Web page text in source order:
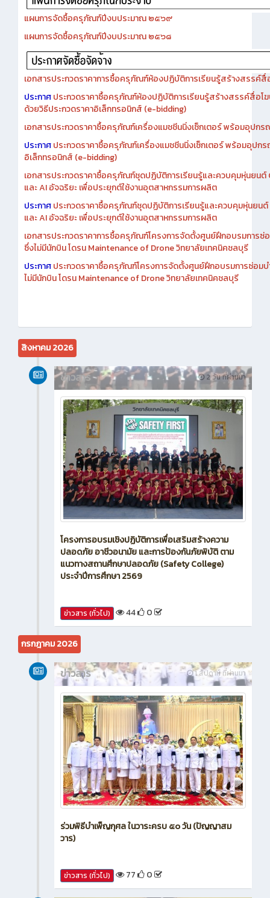
แผนการจัดซื้อครุภัณฑ์ปีงบประมาณ ๒๕๖๙
แผนการจัดซื้อครุภัณฑ์ปีงบประมาณ ๒๕๖๘
เอกสารประกวดราคาการซื้อครุภัณฑ์ห้องปฏิบัติการเรียนรู้สร้างสรรค์
ประกาศ ประกวดราคาซื้อครุภัณฑ์ห้องปฏิบัติการเรียนรู้สร้างสรรค์สื่อโ
ด้วยวิธีประกวดราคาอิเล็กทรอนิกส์ (e-bidding)
เอกสารประกวดราคาซื้อครุภัณฑ์เครื่องแมชชีนนิ่งเซ็กเตอร์ พร้อมอุปก
ประกาศประกวดราคาซื้อครุภัณฑ์เครื่องแมชชีนนิ่งเซ็กเตอร์ พร้อมอุปก
อิเล็กทรอนิกส์ (e-bidding)
เอกสารประกวดราคาซื้อครุภัณฑ์ชุดปฏิบัติการเรียนรู้และควบคุมหุ่นยน
และ AI อัจฉริยะ เพื่อประยุกต์ใช้งานอุตสาหกรรมการผลิต
ประกาศประกวดราคาซื้อครุภัณฑ์ชุดปฏิบัติการเรียนรู้และควบคุมหุ่นยน
และ AI อัจฉริยะ เพื่อประยุกต์ใช้งานอุตสาหกรรมการผลิต
เอกสารประกวดราคาการซื้อครุภัณฑ์โครงการจัดตั้งศูนย์ฝึกอบรมการซ่
ซึ่งไม่มีนักบิน โดรน Maintenance of Drone วิทยาลัยเทคนิคชลบุรี
ประกาศประกวดราคาซื้อครุภัณฑ์โครงการจัดตั้งศูนย์ฝึกอบรมการซ่อมบ
สิงหาคม 2026
2 วัน ที่ผ่านมา
ข่าวสาร
โครงการอบรมเชิงปฏิบัติการเพื่อเสริมสร้างความ
ปลอดภัย อาชีวอนามัย และการป้องกันภัยพิบัติ ตาม
แนวทางสถานศึกษาปลอดภัย (Safety College)
44 0
กรกฎาคม 2026
ข่าวสาร
ร่วมพิธีบำเพ็ญกุศล ในวาระครบ ๕๐ วัน (ปัญญาสม
ข่าวสาร (ทั่วไป) 77 0